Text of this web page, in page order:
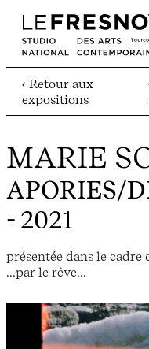
‹ Retour aux
expositions
MARIE
APORIES/
- 2021
présentée dans le
...par le rêve...